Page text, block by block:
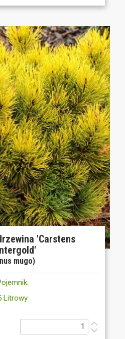
'Carstens
mugo)
Litrowy